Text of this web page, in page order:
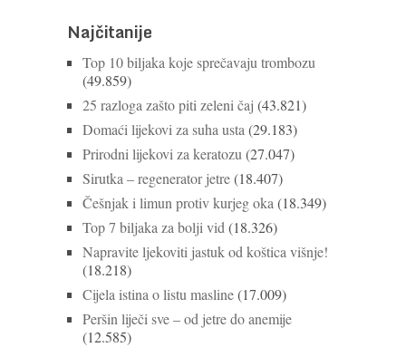
Najčitanije
Top 10 biljaka koje sprečavaju trombozu
(49.859)
25 razloga zašto piti zeleni čaj (43.821)
Domaći lijekovi za suha usta (29.183)
Prirodni lijekovi za keratozu (27.047)
Sirutka – regenerator jetre(18.407)
Češnjak i limun protiv kurjeg oka (18.349)
Top 7 biljaka za bolji vid (18.326)
Napravite ljekoviti jastuk od koštica višnje!
(18.218)
Cijela istina o listu masline(17.009)
Peršin liječi sve – od jetre do anemije
(12.585)